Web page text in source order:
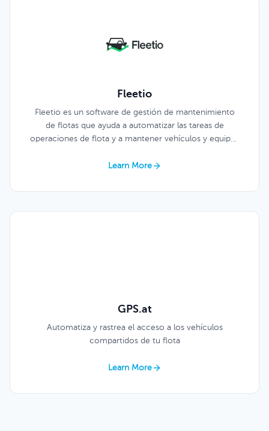
Fleetio
Fleetio es un software de gestión de mantenimiento
de flotas que ayuda a automatizar las tareas de
operaciones de flota y a mantener vehículos y equipos
Learn More
GPS.at
Automatiza y rastrea el acceso a los vehículos
compartidos de tu flota
Learn More